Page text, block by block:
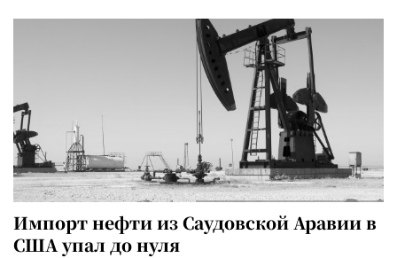
Импорт нефти из Саудовской Аравии в
США упал до нуля